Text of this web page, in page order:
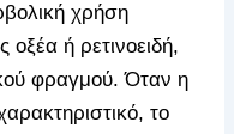
χρήση
ή ρετινοειδή,
φραγμού. Όταν η
το